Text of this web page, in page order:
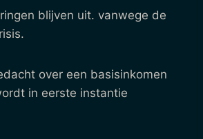
blijven uit. vanwege de
over een basisinkomen
in eerste instantie